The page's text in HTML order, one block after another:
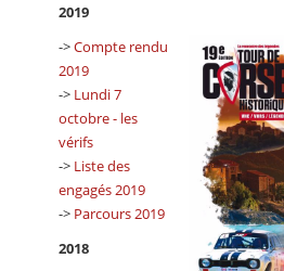
2019
->Compte rendu
2019
-> Lundi 7
octobre - les
vérifs
-> Liste des
engagés 2019
-> Parcours 2019
2018